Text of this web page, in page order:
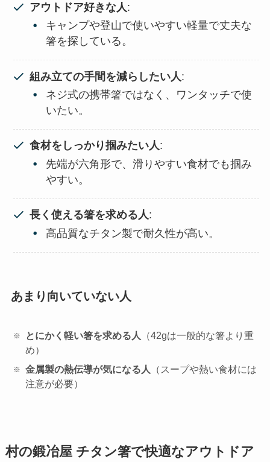
アウトドア好きな人 :
キャンプや登山で使いやすい軽量で丈夫な
箸を探している。
組み立ての手間を減らしたい人 :
ネジ式の携帯箸ではなく、ワンタッチで使
いたい。
食材をしっかり掴みたい人:
先端が六角形で、滑りやすい食材でも掴み
やすい。
長く使える箸を求める人:
高品質なチタン製で耐久性が高い。
あまり向いていない人
とにかく軽い箸を求める人
（42gは一般的な箸より重
め）
金属製の熱伝導が気になる人
（スープや熱い食材には
注意が必要）
村の鍛冶屋 チタン箸で快適なアウトドア